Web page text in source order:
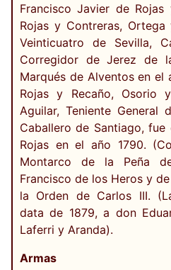
Francisco Javier de
Rojas y Contreras,
Veinticuatro de Sevilla,
Corregidor de Jerez de
Marqués de Alventos en el
Rojas y Recaño, Osorio
Aguilar, Teniente General
Caballero de Santiago,
Rojas en el año 1790.
Montarco de la Peña
Francisco de los Heros y
la Orden de Carlos III.
data de 1879, a don
Laferri y Aranda).
Armas